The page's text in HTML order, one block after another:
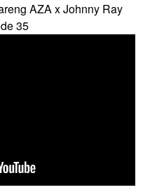
AZA x Johnny Ray
35